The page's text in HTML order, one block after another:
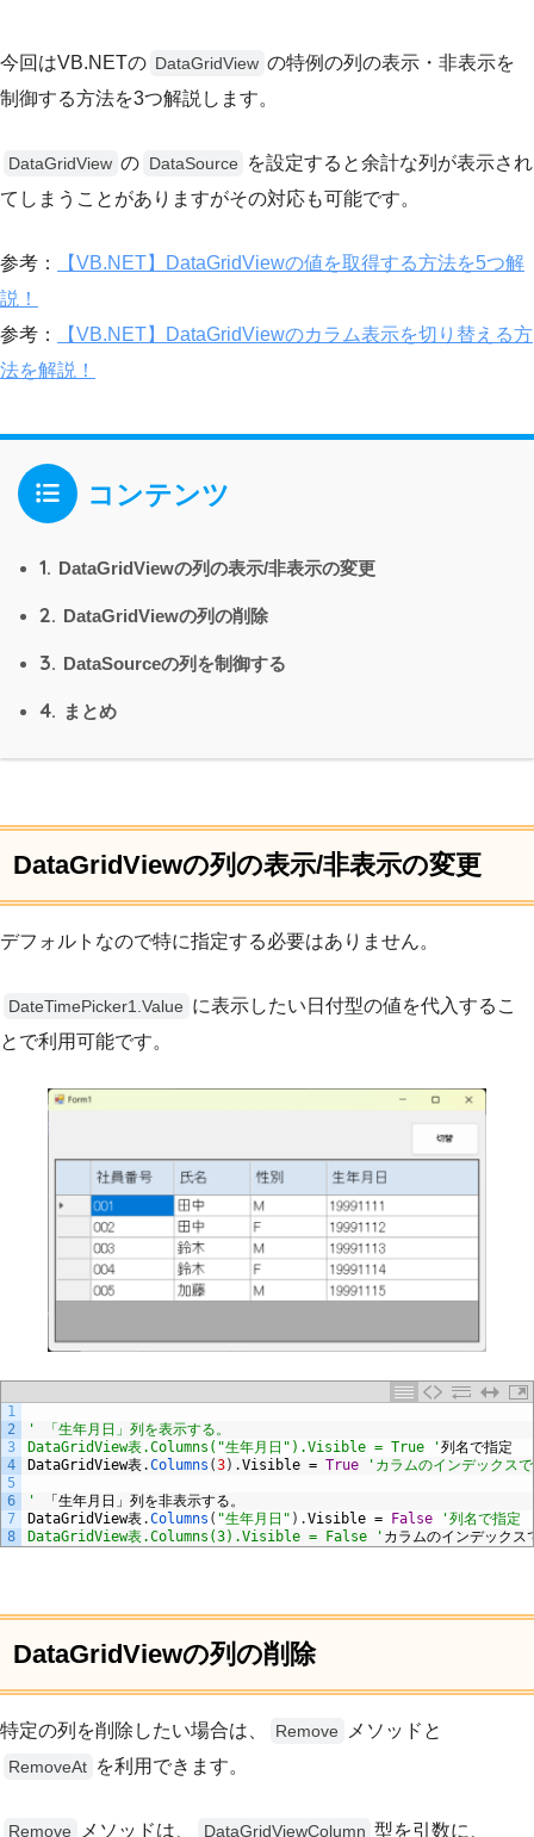
今回はVB.NETの DataGridView の特例の列の表示・非表示を
制御する方法を3つ解説します。
DataGridView の DataSource
を設定すると余計な列が表示され
てしまうことがありますがその対応も可能です。
参考：
【VB.NET】DataGridViewの値を取得する方法を5つ解
説！
参考：
【VB.NET】DataGridViewのカラム表示を切り替える方
法を解説！
コンテンツ
1. DataGridViewの列の表示/非表示の変更
2. DataGridViewの列の削除
3. DataSourceの列を制御する
4. まとめ
DataGridViewの列の表示/非表示の変更
デフォルトなので特に指定する必要はありません。
DateTimePicker1.Value に表示したい日付型の値を代入するこ
とで利用可能です。
1
2
3
4
5
6
7
8
' 「生年月日」列を表示する。
DataGridView表.Columns("生年月日").Visible = True '列名で指定
DataGridView表.Columns (3) .Visible = True 'カラムのインデックス
'
「生年月日」列を非表示する。
DataGridView表.Columns ( "生年月日" ) .Visible = False
'列名で指定
DataGridView表.Columns(3).Visible = False ' カラムのインデックス
DataGridViewの列の削除
特定の列を削除したい場合は、 Remove メソッドと
RemoveAt を利用できます。
Remove メソッドは、 DataGridViewColumn 型を引数に、